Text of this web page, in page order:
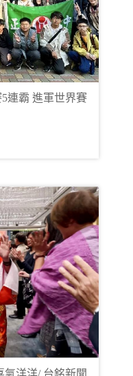
連霸 進軍世界賽
氣洋洋/ 台銘新聞